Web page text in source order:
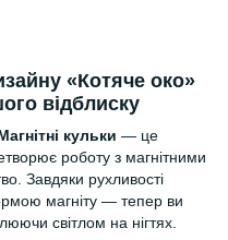
«Котяче око»
відблиску
кульки — це
роботу з магнітними
Завдяки рухливості
магніту — тепер ви
світлом на нігтях.